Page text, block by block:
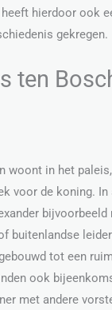
hierdoor ook
gekregen.
ten
woont in het
voor de koning.
bijvoorbeeld
buitenlandse
tot een
ook
met andere